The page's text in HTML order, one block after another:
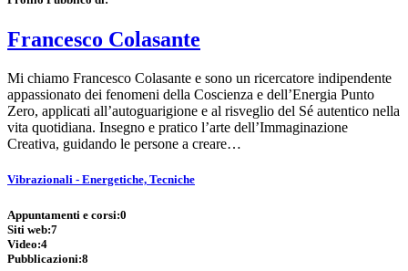
Francesco Colasante
Mi chiamo Francesco Colasante e sono un ricercatore indipendente
appassionato dei fenomeni della Coscienza e dell’Energia Punto
Zero, applicati all’autoguarigione e al risveglio del Sé autentico nella
vita quotidiana. Insegno e pratico l’arte dell’Immaginazione
Creativa, guidando le persone a creare…
Vibrazionali - Energetiche, Tecniche
Appuntamenti e corsi:0
Siti web:7
Video:4
Pubblicazioni:8